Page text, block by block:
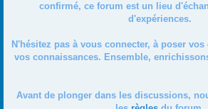
confirmé, ce forum est un lieu
d'expériences.
N'hésitez pas à vous connecter, à poser
vos connaissances. Ensemble,
Avant de plonger dans les discussions,